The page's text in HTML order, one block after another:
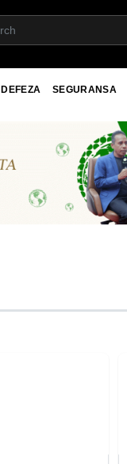
DEFEZA SEGURANSA